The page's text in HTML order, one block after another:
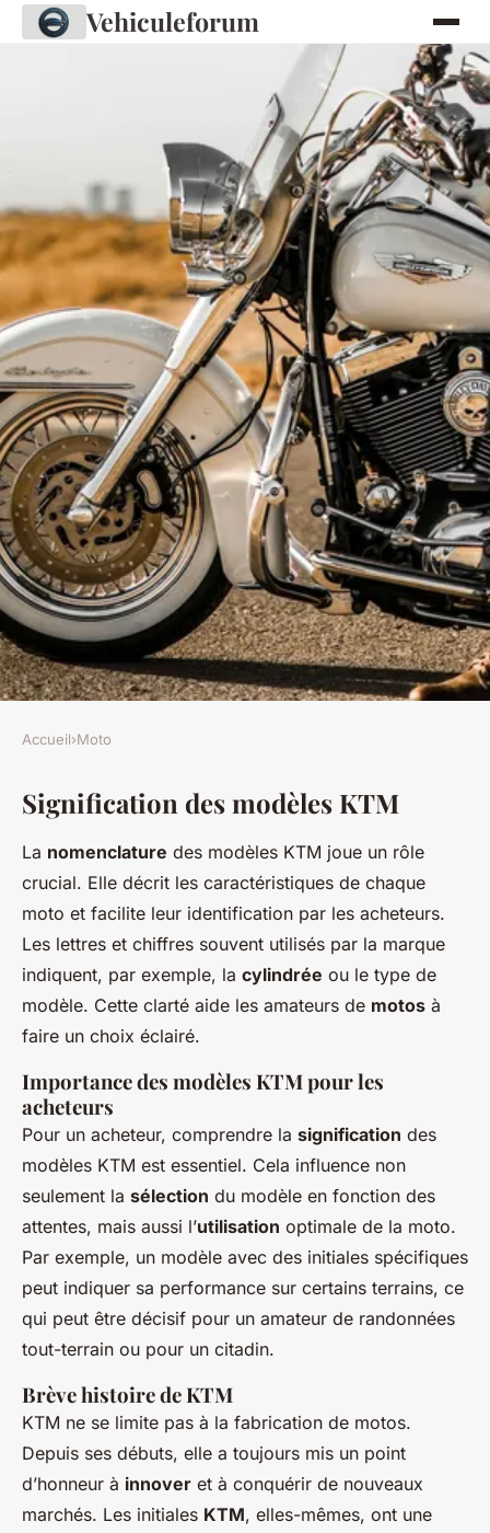
Vehiculeforum
Moto KTM : la signification de
chaque modèle
Ilyes•16 février 2025 •7 min de lecture
Accueil›Moto
Signification des modèles KTM
La nomenclature des modèles KTM joue un rôle
crucial. Elle décrit les caractéristiques de chaque
moto et facilite leur identification par les acheteurs.
Les lettres et chiffres souvent utilisés par la marque
indiquent, par exemple, la cylindrée ou le type de
modèle. Cette clarté aide les amateurs de motos à
faire un choix éclairé.
Importance des modèles KTM pour les
acheteurs
Pour un acheteur, comprendre la signification des
modèles KTM est essentiel. Cela influence non
seulement la sélection du modèle en fonction des
attentes, mais aussi l’utilisation optimale de la moto.
Par exemple, un modèle avec des initiales spécifiques
peut indiquer sa performance sur certains terrains, ce
qui peut être décisif pour un amateur de randonnées
tout-terrain ou pour un citadin.
Brève histoire de KTM
KTM ne se limite pas à la fabrication de motos.
Depuis ses débuts, elle a toujours mis un point
d’honneur à innover et à conquérir de nouveaux
marchés. Les initiales KTM, elles-mêmes, ont une